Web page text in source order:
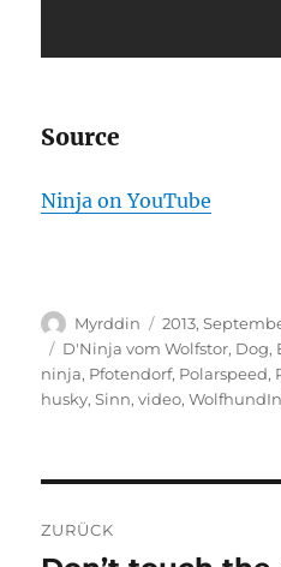
Source
Ninja on YouTube
Autor
Myrddin
Veröffentlicht
am
2013,
Schlagwörter
D'Ninja vom Wolfstor, Dog,
ninja, Pfotendorf, Polarspeed,
husky,Sinn,video,
ZURÜCK